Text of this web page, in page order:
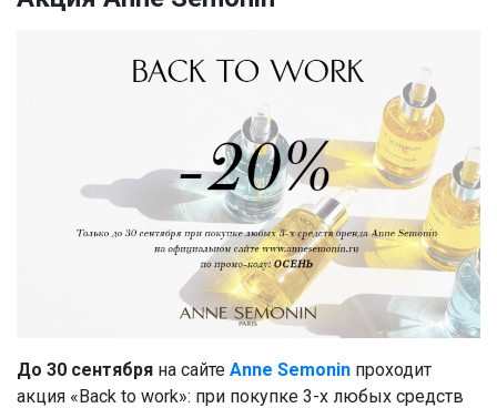
До 30 сентября на сайте Anne Semonin проходит
акция «Back to work»: при покупке 3-х любых средств